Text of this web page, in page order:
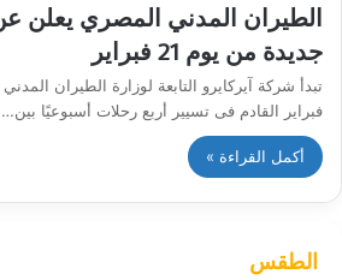
الطيران المدني المصري يعلن
جديدة من يوم 21 فبراير
فبراير القادم فى تسيير أربع رحلات أسبوعيًا بين…
أكمل القراءة »
الطقس